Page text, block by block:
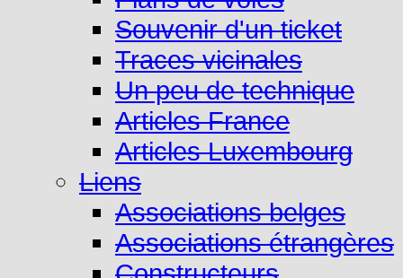
Souvenir d'un ticket
Traces vicinales
Un peu de technique
Articles France
Articles Luxembourg
Liens
Associations belges
Associations étrangères